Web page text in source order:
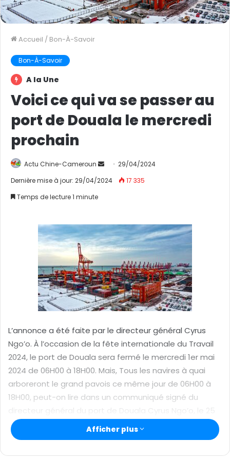
Accueil / Bon-À-Savoir
Bon-À-Savoir
A la Une
Voici ce qui va se passer au
port de Douala le mercredi
prochain
Actu Chine-Cameroun
n
e
r
u
c
o
u
r
e
l
29/04/2024
Dernière mise à jour: 29/04/2024
17 335
Temps de lecture 1 minute
L’annonce a été faite par le directeur général Cyrus
Ngo’o. À l’occasion de la fête internationale du Travail
2024, le port de Douala sera fermé le mercredi 1er mai
2024 de 06H00 à 18H00. Mais, Tous les navires à quai
arboreront le grand pavois ce même jour de 06H00 à
18H00, peut-on lire dans un communiqué signé du
directeur général du port de Douala Cyrus Ngo’o, le 25
avril 2024.
Afficher plus